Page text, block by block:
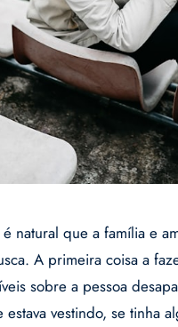
natural que a família e
A primeira coisa a
sobre a pessoa
vestindo, se tinha